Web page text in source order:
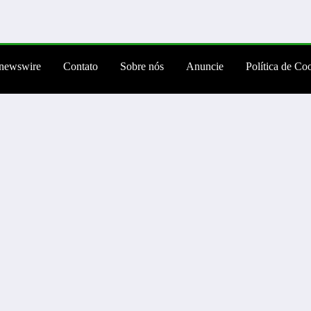
Contato Sobre nós Anuncie Política de